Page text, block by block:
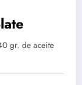
gr. de aceite